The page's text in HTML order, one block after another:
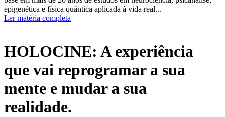
epigenética e física quântica aplicada à vida real...
Ler matéria completa
HOLOCINE: A experiência
que vai reprogramar a sua
mente e mudar a sua
realidade.